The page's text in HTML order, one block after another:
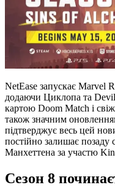
NetEase запускає Marvel
додаючи Циклопа та
картою Doom Match і
також значним
підтверджує весь цей
постійно залишає
Манхеттена за участю
Сезон 8